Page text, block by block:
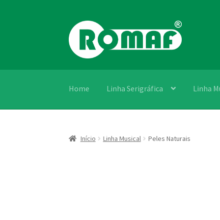
Pular
para
navegação
Pular
para
o
Home Linha Serigráfica Linha
Início Linha Musical Peles Naturais